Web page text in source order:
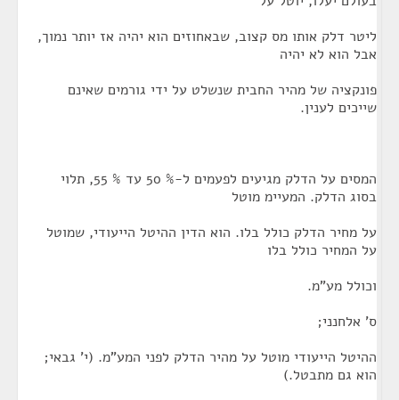
ליטר דלק אותו מס קצוב, שבאחוזים הוא יהיה אז יותר נמוך,
אבל הוא לא יהיה
פונקציה של מהיר החבית שנשלט על ידי גורמים שאינם
שייכים לענין.
המסים על הדלק מגיעים לפעמים ל-% 50 עד % 55, תלוי
בסוג הדלק. המעיימ מוטל
על מחיר הדלק כולל בלו. הוא הדין ההיטל הייעודי, שמוטל
על המחיר כולל בלו
וכולל מע"מ.
ס' אלחנני;
ההיטל הייעודי מוטל על מהיר הדלק לפני המע"מ. (י' גבאי;
הוא גם מתבטל.)